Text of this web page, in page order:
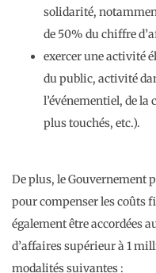
solidarité,
de 50% du chiffre
exercer une activité
du public, activité
l’événementiel, de la
plus touchés, etc.).
De plus, le Gouvernement
pour compenser les coûts
également être accordées
d’affaires supérieur à 1
modalités suivantes :